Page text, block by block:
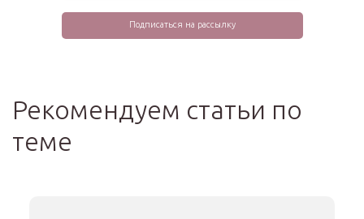
Рекомендуем статьи по
теме